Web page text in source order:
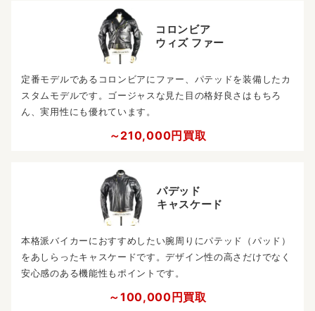
コロンビア
ウィズ ファー
定番モデルであるコロンビアにファー、パテッドを装備したカ
スタムモデルです。ゴージャスな見た目の格好良さはもちろ
ん、実用性にも優れています。
～210,000円買取
パデッド
キャスケード
本格派バイカーにおすすめしたい腕周りにパテッド（パッド）
をあしらったキャスケードです。デザイン性の高さだけでなく
安心感のある機能性もポイントです。
～100,000円買取